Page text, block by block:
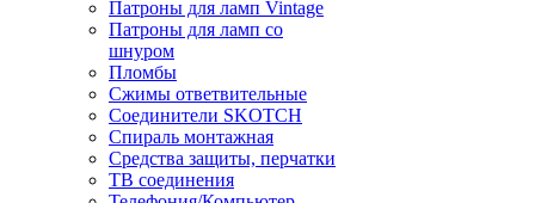
Патроны для ламп Vintage
Патроны для ламп со
шнуром
Пломбы
Сжимы ответвительные
Соединители SKOTCH
Спираль монтажная
Средства защиты, перчатки
ТВ соединения